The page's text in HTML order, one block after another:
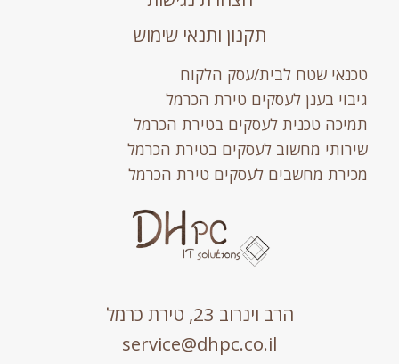
תקנון ותנאי שימוש
טכנאי שטח לבית/עסק הלקוח
גיבוי בענן לעסקים טירת הכרמל
תמיכה טכנית לעסקים בטירת הכרמל
שירותי מחשוב לעסקים בטירת הכרמל
מכירת מחשבים לעסקים טירת הכרמל
הרב וינרוב 23, טירת כרמל
service@dhpc.co.il